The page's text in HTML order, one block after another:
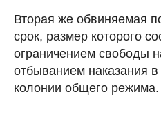
Вторая же обвиняемая
срок, размер которого
ограничением свободы
отбыванием наказания
колонии общего режима.